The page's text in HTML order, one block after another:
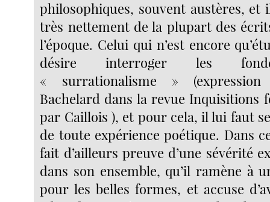
philosophiques, souvent austères, et
très nettement de la plupart des
l’époque. Celui qui n’est encore
désire interroger les
« surrationalisme »
Bachelard dans la revue Inquisitions
par Caillois ), et pour cela, il lui faut
de toute expérience poétique. Dans
fait d’ailleurs preuve d’une sévérité
dans son ensemble, qu’il ramène à
pour les belles formes, et accuse